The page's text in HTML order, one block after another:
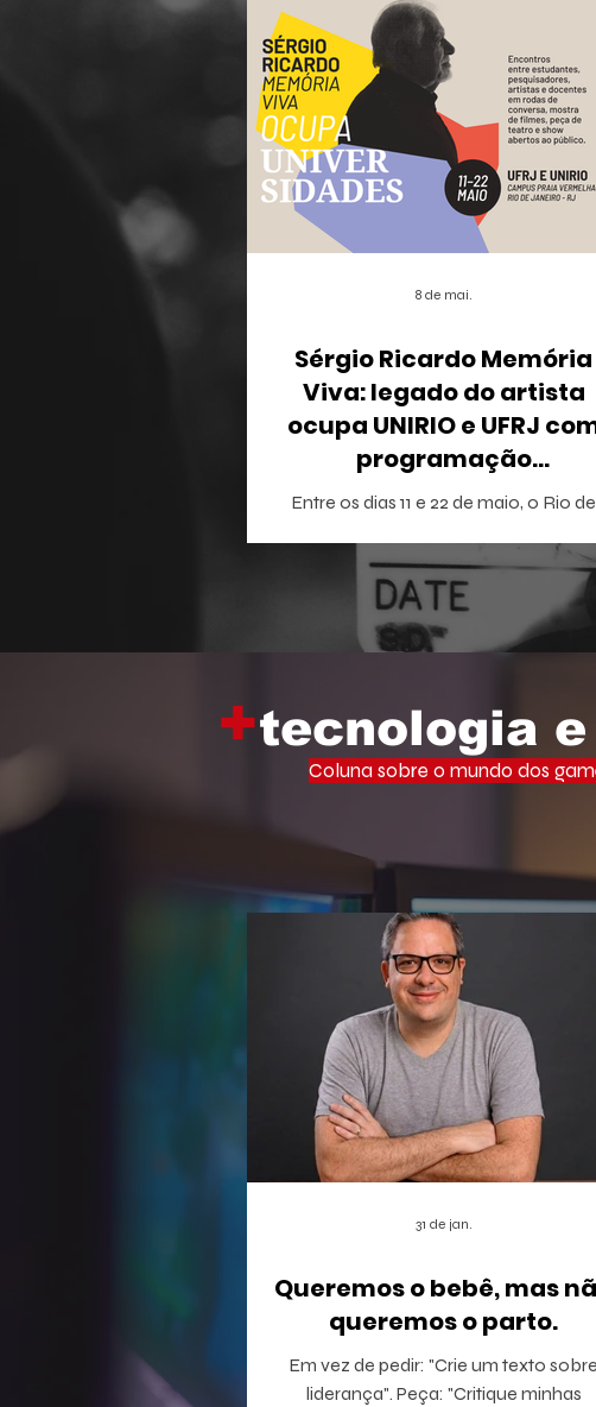
Sérgio Ricardo Memória
Viva: legado do artista
ocupa UNIRIO e UFRJ
programação
multidisciplinar
Entre os dias 11 e 22 de maio, o Rio de
Memória Viva Ocupa Universidades,
iniciativa que leva o vasto acervo e a
filosofia de um dos maiores intelectuais
cultura brasileira para o centro do
8 de mai.
+tecnologia e
Coluna sobre o mundo dos
Queremos o bebê, mas
queremos o parto.
Em vez de pedir: "Crie um texto sobre
liderança". Peça: "Critique minhas
31 de jan.